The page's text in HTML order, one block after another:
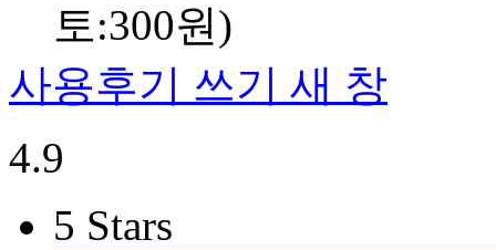
토:300원)
사용후기 쓰기 새 창
4.9
5 Stars